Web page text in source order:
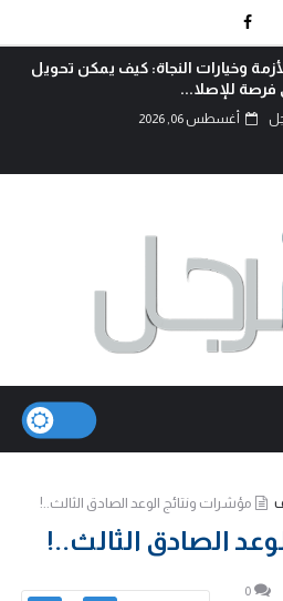
يُستغل علم العراق لإثارة الفتنة..!
أغسطس 06, 2026
مؤشرات ونتائج الوعد الصادق الثالث..!
الصادق الثالث..!
0